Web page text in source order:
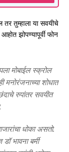
तर तुम्हाला या सवयीचे
झोपण्यापूर्वी फोन
मोबाईल स्क्रोल
मनोरंजनाच्या शोधात
रुपांतर सवयीत
धोका असतो.
भावना बर्मी